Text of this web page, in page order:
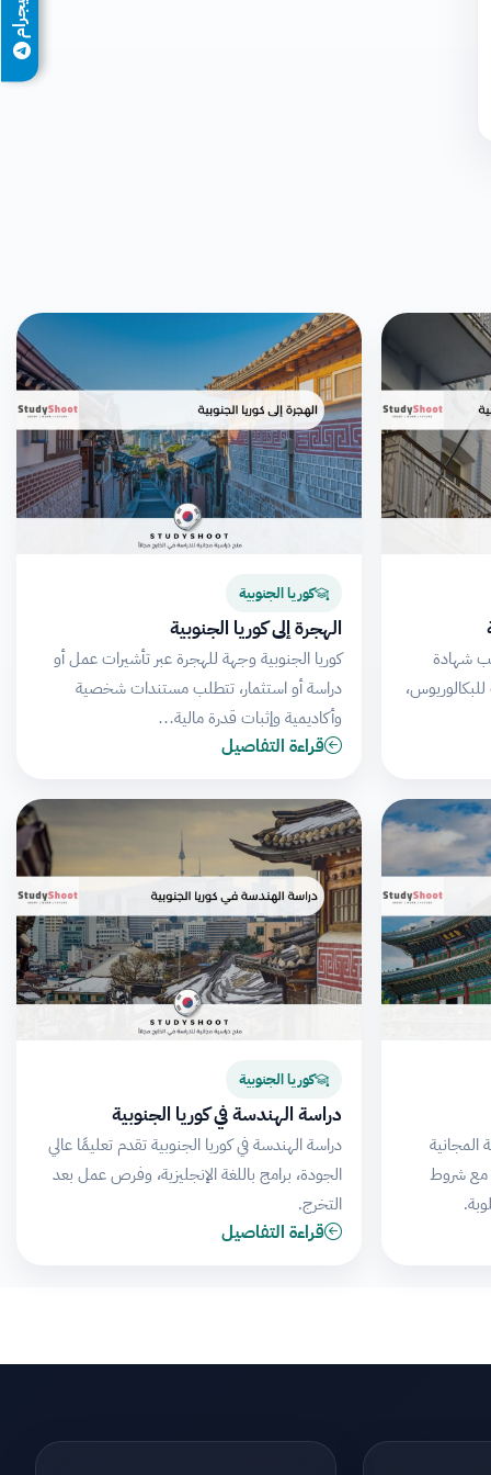
شهادة
مدتها 4 سنوات للبكالوريوس،
كوريا الجنوبية
الهجرة إلى كوريا الجنوبية
كوريا الجنوبية وجهة للهجرة عبر تأشيرات عمل أو
دراسة أو استثمار، تتطلب مستندات شخصية
وأكاديمية وإثبات قدرة مالية…
قراءة التفاصيل
المجانية
مع شروط
كوريا الجنوبية
دراسة الهندسة في كوريا الجنوبية
دراسة الهندسة في كوريا الجنوبية تقدم تعليمًا عالي
الجودة، برامج باللغة الإنجليزية، وفرص عمل بعد
التخرج.
قراءة التفاصيل